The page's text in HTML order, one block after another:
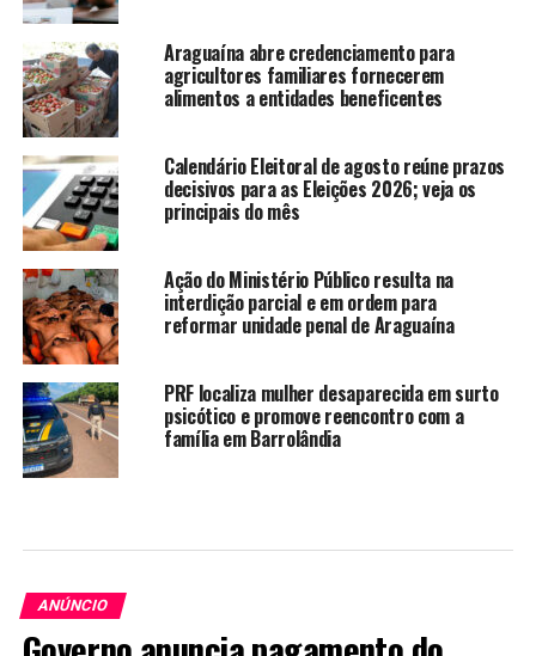
Araguaína abre credenciamento para
agricultores familiares fornecerem
alimentos a entidades beneficentes
Calendário Eleitoral de agosto reúne prazos
decisivos para as Eleições 2026; veja os
principais do mês
Ação do Ministério Público resulta na
interdição parcial e em ordem para
reformar unidade penal de Araguaína
PRF localiza mulher desaparecida em surto
psicótico e promove reencontro com a
família em Barrolândia
ANÚNCIO